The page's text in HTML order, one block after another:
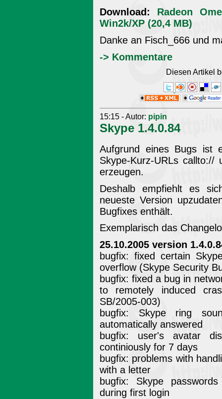
Download:
Radeon
Win2k/XP (20,4 MB)
Danke an Fisch_666 und
-> Kommentare
Diesen Artikel
15:15 - Autor: pipin
Skype 1.4.0.84
Aufgrund eines Bugs ist
Skype-Kurz-URLs
erzeugen.
Deshalb empfiehlt es
neueste Version
Bugfixes enthält.
Exemplarisch das
25.10.2005 version
bugfix: fixed certain
overflow (Skype Security
bugfix: fixed a bug in
to remotely induced
SB/2005-003)
bugfix: Skype ring
automatically answered
bugfix: user's avatar
continiously for 7 days
bugfix: problems with
with a letter
bugfix: Skype
during first login